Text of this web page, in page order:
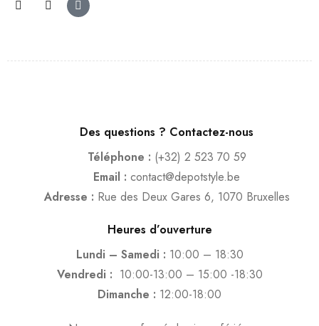
Des questions ? Contactez-nous
Téléphone : (+32) 2 523 70 59
Email : contact@depotstyle.be
Adresse : Rue des Deux Gares 6, 1070 Bruxelles
Heures d’ouverture
Lundi – Samedi : 10:00 – 18:30
Vendredi : 10:00-13:00 – 15:00 -18:30
Dimanche : 12:00-18:00